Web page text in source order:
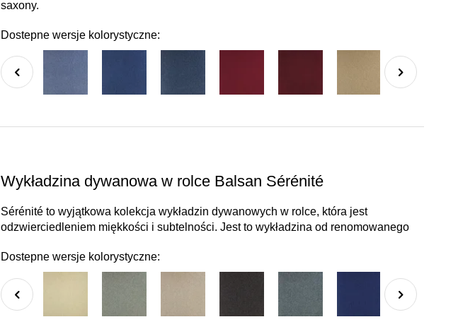
saxony.
Dostepne wersje kolorystyczne:
Wykładzina dywanowa w rolce Balsan Sérénité
Sérénité to wyjątkowa kolekcja wykładzin dywanowych w rolce, która jest
odzwierciedleniem miękkości i subtelności. Jest to wykładzina od renomowanego
Dostepne wersje kolorystyczne: